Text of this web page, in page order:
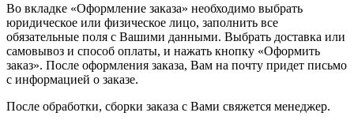
Во вкладке «Оформление заказа» необходимо выбрать
юридическое или физическое лицо, заполнить все
обязательные поля с Вашими данными. Выбрать доставка или
самовывоз и способ оплаты, и нажать кнопку «Оформить
заказ». После оформления заказа, Вам на почту придет письмо
с информацией о заказе.
После обработки, сборки заказа с Вами свяжется менеджер.